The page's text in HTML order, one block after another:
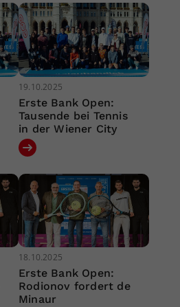
19.10.2025
Erste Bank Open:
Tausende bei Tennis
in der Wiener City
18.10.2025
Erste Bank Open:
Rodionov fordert de
Minaur